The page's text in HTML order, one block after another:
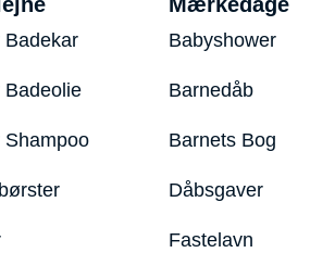
Badekar
Badeolie
Shampoo
Mærkedage
Babyshower
Barnedåb
Barnets Bog
Dåbsgaver
Fastelavn